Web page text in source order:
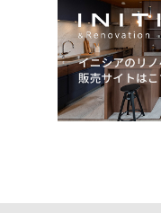
オーダーリノ
お客さまの声
サービスの流れ
アフターサービ
私たちのスタンス
新築一戸建
空間品質